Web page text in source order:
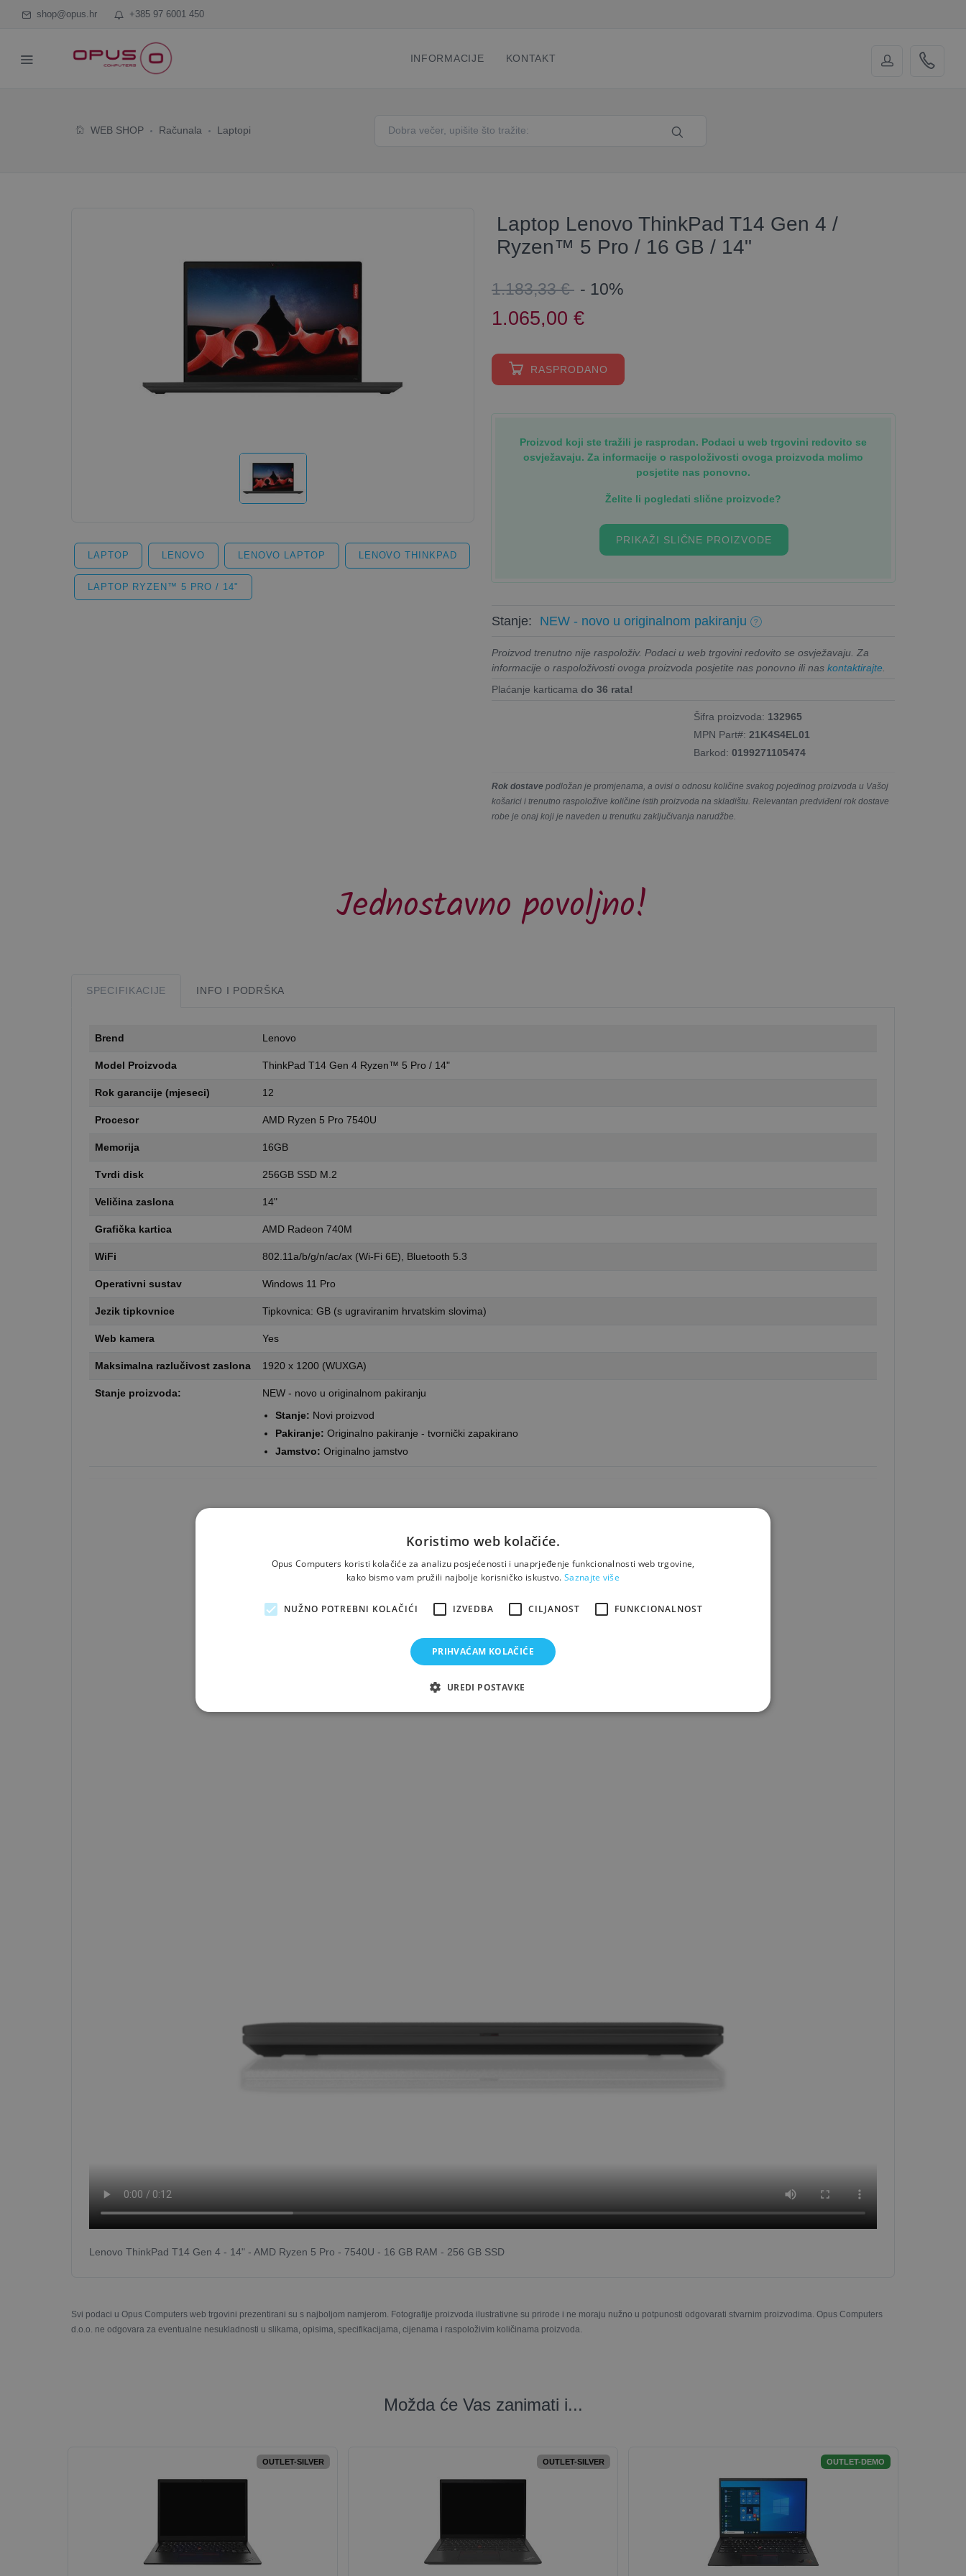
shop@opus.hr +385 97 6001 450
INFORMACIJE KONTAKT
WEB SHOP Računala Laptopi
LAPTOP LENOVO LENOVO LAPTOP LENOVO THINKPAD
LAPTOP RYZEN™ 5 PRO / 14"
Laptop Lenovo ThinkPad T14 Gen 4 /
Ryzen™ 5 Pro / 16 GB / 14"
1.183,33 € - 10%
1.065,00 €
RASPRODANO
Proizvod koji ste tražili je rasprodan. Podaci u web trgovini redovito se
osvježavaju. Za informacije o raspoloživosti ovoga proizvoda molimo
posjetite nas ponovno.
Želite li pogledati slične proizvode?
PRIKAŽI SLIČNE PROIZVODE
Stanje: NEW - novo u originalnom pakiranju
Proizvod trenutno nije raspoloživ. Podaci u web trgovini redovito se osvježavaju. Za
informacije o raspoloživosti ovoga proizvoda posjetite nas ponovno ili nas kontaktirajte
Plaćanje karticama do 36 rata!
Šifra proizvoda: 132965
MPN Part#: 21K4S4EL01
Barkod: 0199271105474
Rok dostave podložan je promjenama, a ovisi o odnosu količine svakog pojedinog proizvoda u Vašoj
košarici i trenutno raspoložive količine istih proizvoda na skladištu. Relevantan predviđeni rok dostave
robe je onaj koji je naveden u trenutku zaključivanja narudžbe.
Jednostavno povoljno!
SPECIFIKACIJE INFO I PODRŠKA
Brend Lenovo
Model Proizvoda ThinkPad T14 Gen 4 Ryzen™ 5 Pro / 14"
Rok garancije (mjeseci) 12
Procesor AMD Ryzen 5 Pro 7540U
Memorija 16GB
Tvrdi disk 256GB SSD M.2
Veličina zaslona 14"
Grafička kartica AMD Radeon 740M
WiFi 802.11a/b/g/n/ac/ax (Wi-Fi 6E), Bluetooth 5.3
Operativni sustav Windows 11 Pro
Jezik tipkovnice Tipkovnica: GB (s ugraviranim hrvatskim slovima)
Web kamera Yes
Maksimalna razlučivost zaslona 1920 x 1200 (WUXGA)
Stanje proizvoda:
NEW - novo u originalnom pakiranju
Stanje: Novi proizvod
Pakiranje: Originalno pakiranje - tvornički zapakirano
Jamstvo: Originalno jamstvo
Lenovo ThinkPad T14 Gen 4 - 14" - AMD Ryzen 5 Pro - 7540U - 16 GB RAM - 256 GB SSD
Svi podaci u Opus Computers web trgovini prezentirani su s najboljom namjerom. Fotografije proizvoda ilustrativne su prirode i ne moraju nužno u potpunosti odgovarati stvarnim proizvodima. Opus Computers
d.o.o. ne odgovara za eventualne nesukladnosti u slikama, opisima, specifikacijama, cijenama i raspoloživim količinama proizvoda.
Možda će Vas zanimati i...
OUTLET-SILVER OUTLET-SILVER OUTLET-DEMO
Koristimo web kolačiće.
Opus Computers koristi kolačiće za analizu posjećenosti i unaprjeđenje funkcionalnosti web trgovine,
kako bismo vam pružili najbolje korisničko iskustvo. Saznajte više
NUŽNO POTREBNI KOLAČIĆI IZVEDBA CILJANOST FUNKCIONALNOST
PRIHVAĆAM KOLAČIĆE
UREDI POSTAVKE